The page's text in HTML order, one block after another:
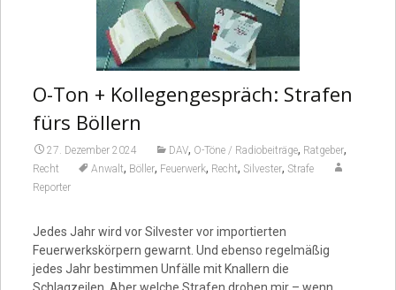
O-Ton + Kollegengespräch: Strafen
fürs Böllern
27. Dezember 2024 DAV, O-Töne / Radiobeiträge, Ratgeber,
Recht Anwalt, Böller, Feuerwerk, Recht, Silvester, Strafe
Reporter
Jedes Jahr wird vor Silvester vor importierten
Feuerwerkskörpern gewarnt. Und ebenso regelmäßig
jedes Jahr bestimmen Unfälle mit Knallern die
Schlagzeilen. Aber welche Strafen drohen mir – wenn